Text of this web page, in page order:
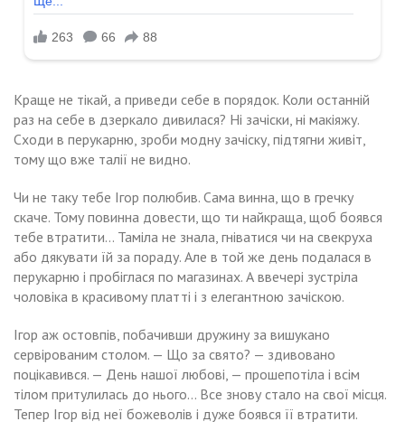
Краще не тікай, а приведи себе в порядок. Коли останній
раз на себе в дзеркало дивилася? Ні зачіски, ні макіяжу.
Сходи в перукарню, зроби модну зачіску, підтягни живіт,
тому що вже талії не видно.
Чи не таку тебе Ігор полюбив. Сама винна, що в гречку
скаче. Тому повинна довести, що ти найкраща, щоб боявся
тебе втратити… Таміла не знала, гніватися чи на свекруха
або дякувати їй за пораду. Але в той же день подалася в
перукарню і пробіглася по магазинах. А ввечері зустріла
чоловіка в красивому платті і з елегантною зачіскою.
Ігор аж остовпів, побачивши дружину за вишукано
сервірованим столом. — Що за свято? — здивовано
поцікавився. — День нашої любові, — прошепотіла і всім
тілом притулилась до нього… Все знову стало на свої місця.
Тепер Ігор від неї божеволів і дуже боявся її втратити.